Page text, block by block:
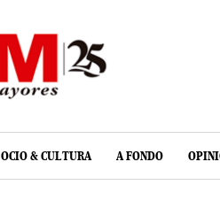
OCIO & CULTURA A FONDO